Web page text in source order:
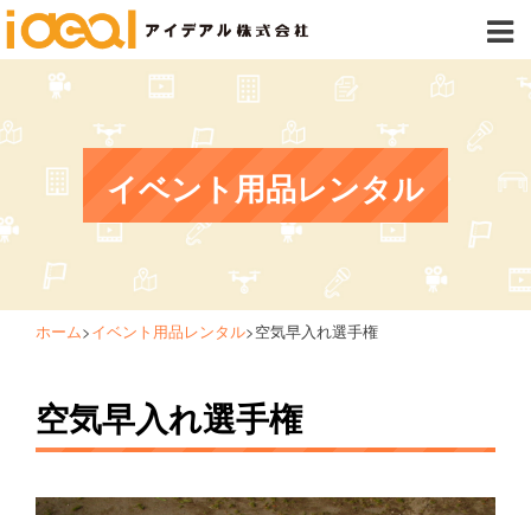
イベント用品レンタル
ホーム>イベント用品レンタル>空気早入れ選手権
空気早入れ選手権